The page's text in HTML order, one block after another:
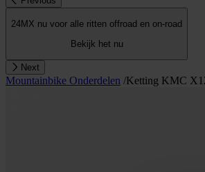
24MX nu voor alle ritten offroad en on-road
Bekijk het nu
Next
Mountainbike Onderdelen /Ketting KMC